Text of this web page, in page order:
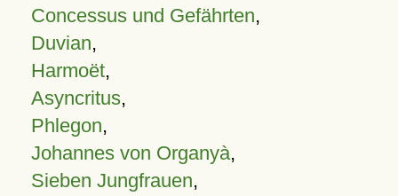
Concessus und Gefährten,
Duvian,
Harmoët,
Asyncritus,
Phlegon,
Johannes von Organyà,
Sieben Jungfrauen,